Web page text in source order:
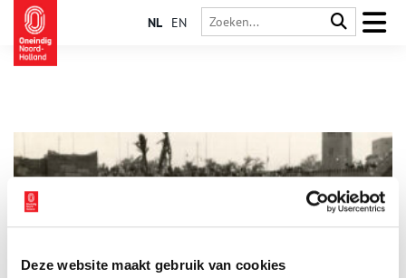
Deze website maakt gebruik van cookies
NL EN